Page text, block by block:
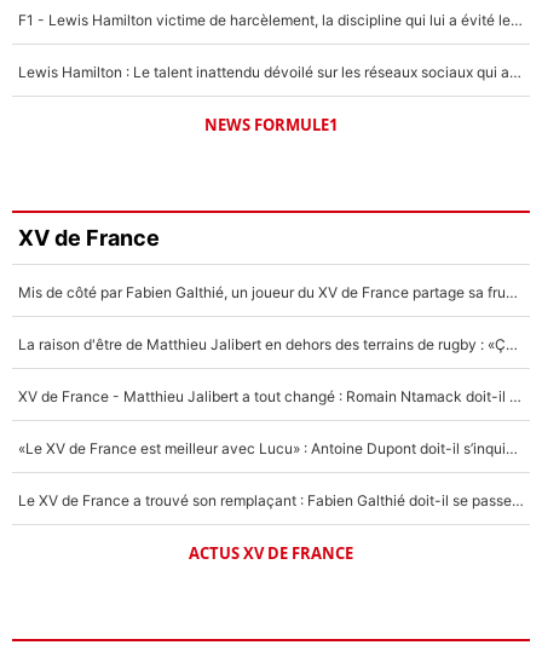
F1 - Lewis Hamilton victime de harcèlement, la discipline qui lui a évité le pire : «J'aurais probablement mal tourné»
Lewis Hamilton : Le talent inattendu dévoilé sur les réseaux sociaux qui a impressionné Kim Kardashian pendant leurs vacances en amoureux !
NEWS FORMULE1
XV de France
Mis de côté par Fabien Galthié, un joueur du XV de France partage sa frustration : «ils ne me l’ont pas dit tout de suite»
La raison d'être de Matthieu Jalibert en dehors des terrains de rugby : «Ça m'atteint autant que si tu touches à un membre de ma famille»
XV de France - Matthieu Jalibert a tout changé : Romain Ntamack doit-il s’inquiéter pour sa place à un an de la Coupe du monde ?
«Le XV de France est meilleur avec Lucu» : Antoine Dupont doit-il s’inquiéter pour sa place ?
Le XV de France a trouvé son remplaçant : Fabien Galthié doit-il se passer d'Antoine Dupont ?
ACTUS XV DE FRANCE